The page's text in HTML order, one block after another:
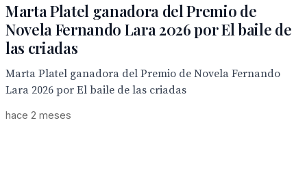
Marta Platel ganadora del Premio de
Novela Fernando Lara 2026 por El baile de
las criadas
Marta Platel ganadora del Premio de Novela Fernando
Lara 2026 por El baile de las criadas
hace 2 meses